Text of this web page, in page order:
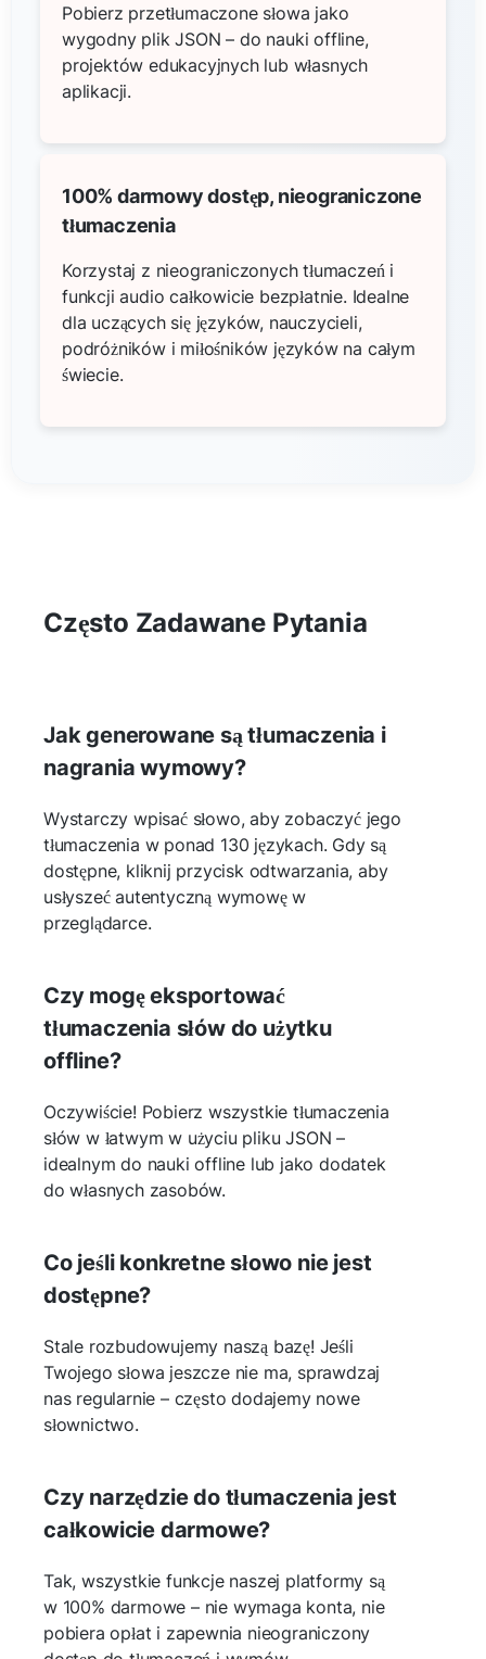
Pobierz przetłumaczone słowa jako
wygodny plik JSON – do nauki offline,
projektów edukacyjnych lub własnych
aplikacji.
100% darmowy dostęp, nieograniczone
tłumaczenia
Korzystaj z nieograniczonych tłumaczeń i
funkcji audio całkowicie bezpłatnie. Idealne
dla uczących się języków, nauczycieli,
podróżników i miłośników języków na całym
świecie.
Często Zadawane Pytania
Jak generowane są tłumaczenia i
nagrania wymowy?
Wystarczy wpisać słowo, aby zobaczyć jego
tłumaczenia w ponad 130 językach. Gdy są
dostępne, kliknij przycisk odtwarzania, aby
usłyszeć autentyczną wymowę w
przeglądarce.
Czy mogę eksportować
tłumaczenia słów do użytku
offline?
Oczywiście! Pobierz wszystkie tłumaczenia
słów w łatwym w użyciu pliku JSON –
idealnym do nauki offline lub jako dodatek
do własnych zasobów.
Co jeśli konkretne słowo nie jest
dostępne?
Stale rozbudowujemy naszą bazę! Jeśli
Twojego słowa jeszcze nie ma, sprawdzaj
nas regularnie – często dodajemy nowe
słownictwo.
Czy narzędzie do tłumaczenia jest
całkowicie darmowe?
Tak, wszystkie funkcje naszej platformy są
w 100% darmowe – nie wymaga konta, nie
pobiera opłat i zapewnia nieograniczony